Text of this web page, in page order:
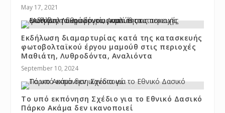
May 17, 2021
Εκδήλωση διαμαρτυρίας κατά της κατασκευής
φωτοβολταϊκού έργου μαμούθ στις περιοχές
Μαθιάτη, Λυθροδόντα, Αναλιόντα
September 10, 2024
Το υπό εκπόνηση Σχέδιο για το Εθνικό Δασικό
Πάρκο Ακάμα δεν ικανοποιεί